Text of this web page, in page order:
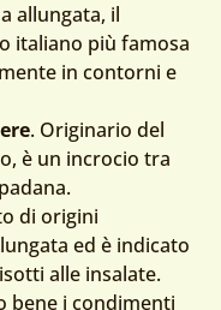
allungata, il
italiano più famosa
in contorni e
. Originario del
è un incrocio tra
di origini
ed è indicato
alle insalate.
bene i condimenti